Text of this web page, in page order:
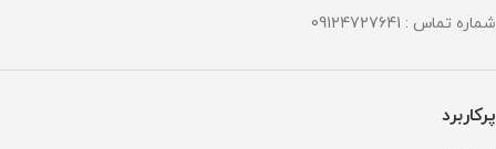
شماره تماس : 09124727641
پرکاربرد